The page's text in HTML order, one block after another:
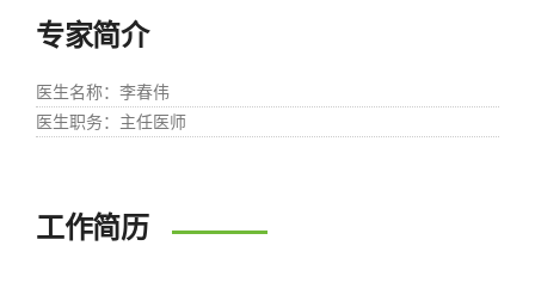
专家简介
医生名称：李春伟
医生职务：主任医师
工作简历